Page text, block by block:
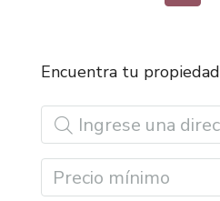
Encuentra tu propiedad